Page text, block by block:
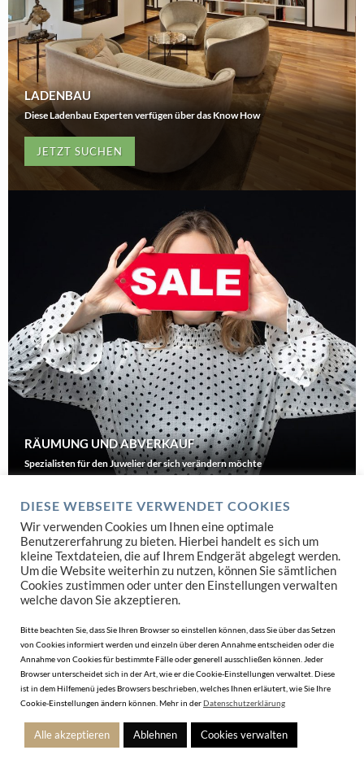
LADENBAU
Diese Ladenbau Experten verfügen über das Know How
JETZT SUCHEN
RÄUMUNG UND ABVERKAUF
Spezialisten für den Juwelier der sich verändern möchte
JETZT SUCHEN
DIESE WEBSEITE VERWENDET COOKIES
Wir verwenden Cookies um Ihnen eine optimale
Benutzererfahrung zu bieten. Hierbei handelt es sich um
kleine Textdateien, die auf Ihrem Endgerät abgelegt werden.
Um die Website weiterhin zu nutzen, können Sie sämtlichen
Cookies zustimmen oder unter den Einstellungen verwalten
welche davon Sie akzeptieren.
Bitte beachten Sie, dass Sie Ihren Browser so einstellen können, dass Sie über das Setzen
von Cookies informiert werden und einzeln über deren Annahme entscheiden oder die
Annahme von Cookies für bestimmte Fälle oder generell ausschließen können. Jeder
Browser unterscheidet sich in der Art, wie er die Cookie-Einstellungen verwaltet. Diese
ist in dem Hilfemenü jedes Browsers beschrieben, welches Ihnen erläutert, wie Sie Ihre
Cookie-Einstellungen ändern können. Mehr in derDatenschutzerklärung
Alle akzeptieren Ablehnen Cookies verwalten